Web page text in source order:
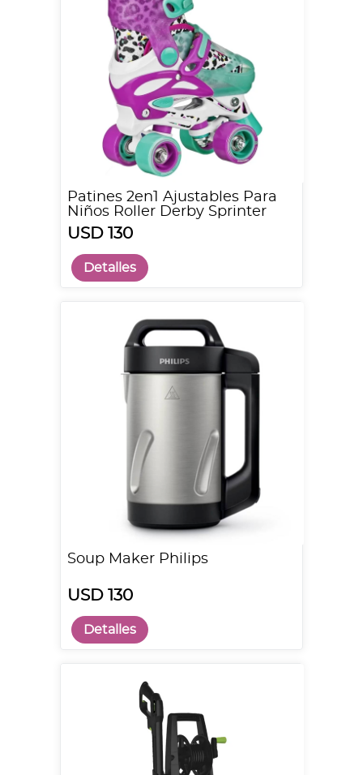
Patines 2en1 Ajustables Para
Niños Roller Derby Sprinter
USD 130
Detalles
Soup Maker Philips
USD 130
Detalles